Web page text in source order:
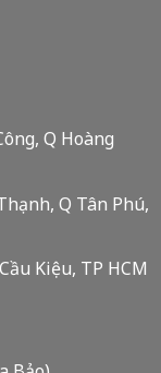
Q Hoàng
Q Tân Phú,
Kiệu, TP HCM